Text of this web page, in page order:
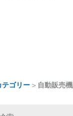
テゴリー > 自動販売